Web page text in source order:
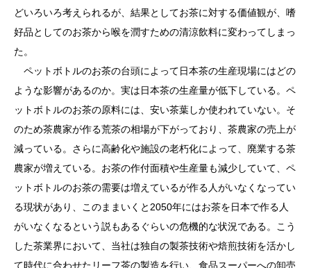
どいろいろ考えられるが、結果としてお茶に対する価値観が、嗜
好品としてのお茶から喉を潤すための清涼飲料に変わってしまっ
た。
ペットボトルのお茶の台頭によって日本茶の生産現場にはどの
ような影響があるのか。実は日本茶の生産量が低下している。ペ
ットボトルのお茶の原料には、安い茶葉しか使われていない。そ
のため茶農家が作る荒茶の相場が下がっており、茶農家の売上が
減っている。さらに高齢化や施設の老朽化によって、廃業する茶
農家が増えている。お茶の作付面積や生産量も減少していて、ペ
ットボトルのお茶の需要は増えているが作る人がいなくなってい
る現状があり、このままいくと2050年にはお茶を日本で作る人
がいなくなるという説もあるぐらいの危機的な状況である。こう
した茶業界において、当社は独自の製茶技術や焙煎技術を活かし
て時代に合わせたリーフ茶の製造を行い、食品スーパーへの卸売